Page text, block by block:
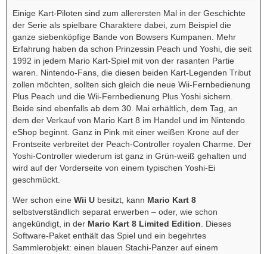
Einige Kart-Piloten sind zum allerersten Mal in der Geschichte
der Serie als spielbare Charaktere dabei, zum Beispiel die
ganze siebenköpfige Bande von Bowsers Kumpanen. Mehr
Erfahrung haben da schon Prinzessin Peach und Yoshi, die seit
1992 in jedem Mario Kart-Spiel mit von der rasanten Partie
waren. Nintendo-Fans, die diesen beiden Kart-Legenden Tribut
zollen möchten, sollten sich gleich die neue Wii-Fernbedienung
Plus Peach und die Wii-Fernbedienung Plus Yoshi sichern.
Beide sind ebenfalls ab dem 30. Mai erhältlich, dem Tag, an
dem der Verkauf von Mario Kart 8 im Handel und im Nintendo
eShop beginnt. Ganz in Pink mit einer weißen Krone auf der
Frontseite verbreitet der Peach-Controller royalen Charme. Der
Yoshi-Controller wiederum ist ganz in Grün-weiß gehalten und
wird auf der Vorderseite von einem typischen Yoshi-Ei
geschmückt.
Wer schon eine Wii U besitzt, kann Mario Kart 8
selbstverständlich separat erwerben – oder, wie schon
angekündigt, in der Mario Kart 8 Limited Edition. Dieses
Software-Paket enthält das Spiel und ein begehrtes
Sammlerobjekt: einen blauen Stachi-Panzer auf einem